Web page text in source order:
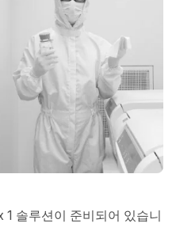
솔루션이 준비되어 있습니